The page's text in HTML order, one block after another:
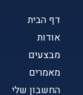
דף הבית
אודות
מבצעים
מאמרים
החשבון שלי